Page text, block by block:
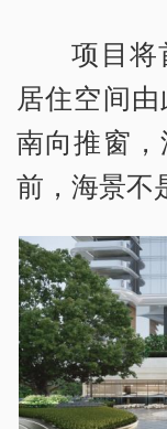
项目将
居住空间由
南向推窗
前，海景不